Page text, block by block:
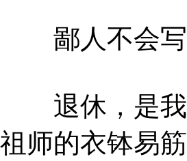
鄙人不会写
退休，是我
祖师的衣钵易